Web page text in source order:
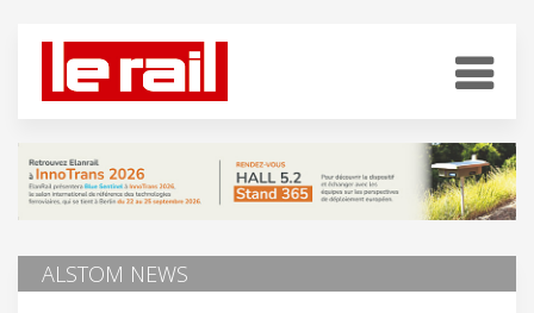
ALSTOM NEWS